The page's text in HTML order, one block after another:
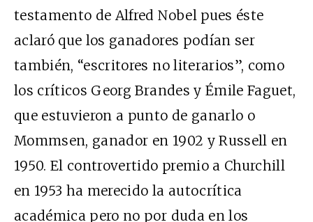
testamento de Alfred Nobel pues éste
aclaró que los ganadores podían ser
también, “escritores no literarios”, como
los críticos Georg Brandes y Émile Faguet,
que estuvieron a punto de ganarlo o
Mommsen, ganador en 1902 y Russell en
1950. El controvertido premio a Churchill
en 1953 ha merecido la autocrítica
académica pero no por duda en los